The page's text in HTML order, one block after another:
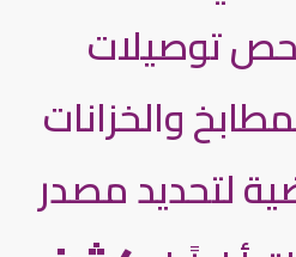
توصيلات
والخزانات
لتحديد مصدر